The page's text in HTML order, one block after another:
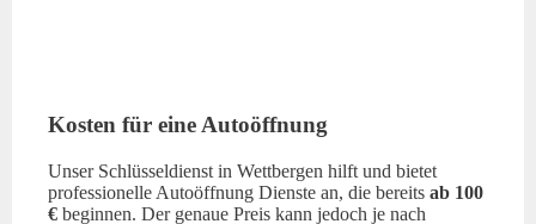
Kosten für eine Autoöffnung
Unser Schlüsseldienst in Wettbergen hilft und bietet
professionelle Autoöffnung Dienste an, die bereits ab 100
€ beginnen. Der genaue Preis kann jedoch je nach